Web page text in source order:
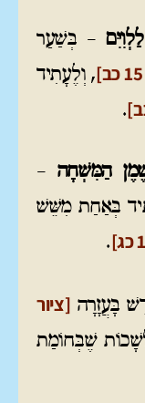
– בְּשַׁעַר
, וְלֶעָתִיד
.
הַמִּשְׁחָה –
בְּאַחַת מִשֵּׁשׁ
.
בָּעֲזָרָה [ציור
שֶׁבְּחוֹמַת